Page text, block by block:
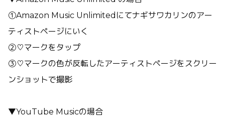
①Amazon Music Unlimitedにてナギサワカリンのアー
ティストページにいく
②♡マークをタップ
③♡マークの色が反転したアーティストページをスクリー
ンショットで撮影
▼YouTube Musicの場合